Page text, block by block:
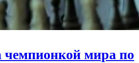
чемпионкой мира по